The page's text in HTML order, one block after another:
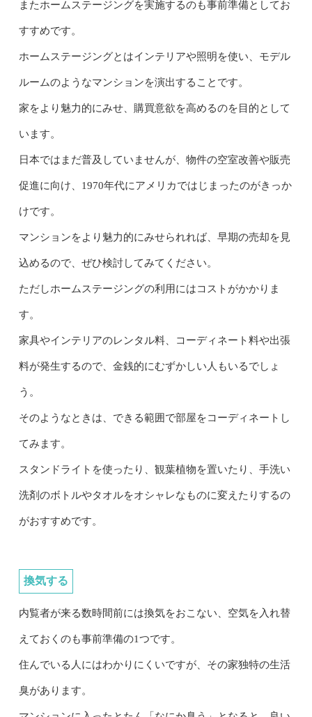
またホームステージングを実施するのも事前準備としてお
すすめです。
ホームステージングとはインテリアや照明を使い、モデル
ルームのようなマンションを演出することです。
家をより魅力的にみせ、購買意欲を高めるのを目的として
います。
日本ではまだ普及していませんが、物件の空室改善や販売
促進に向け、1970年代にアメリカではじまったのがきっか
けです。
マンションをより魅力的にみせられれば、早期の売却を見
込めるので、ぜひ検討してみてください。
ただしホームステージングの利用にはコストがかかりま
す。
家具やインテリアのレンタル料、コーディネート料や出張
料が発生するので、金銭的にむずかしい人もいるでしょ
う。
そのようなときは、できる範囲で部屋をコーディネートし
てみます。
スタンドライトを使ったり、観葉植物を置いたり、手洗い
洗剤のボトルやタオルをオシャレなものに変えたりするの
がおすすめです。
換気する
内覧者が来る数時間前には換気をおこない、空気を入れ替
えておくのも事前準備の1つです。
住んでいる人にはわかりにくいですが、その家独特の生活
臭があります。